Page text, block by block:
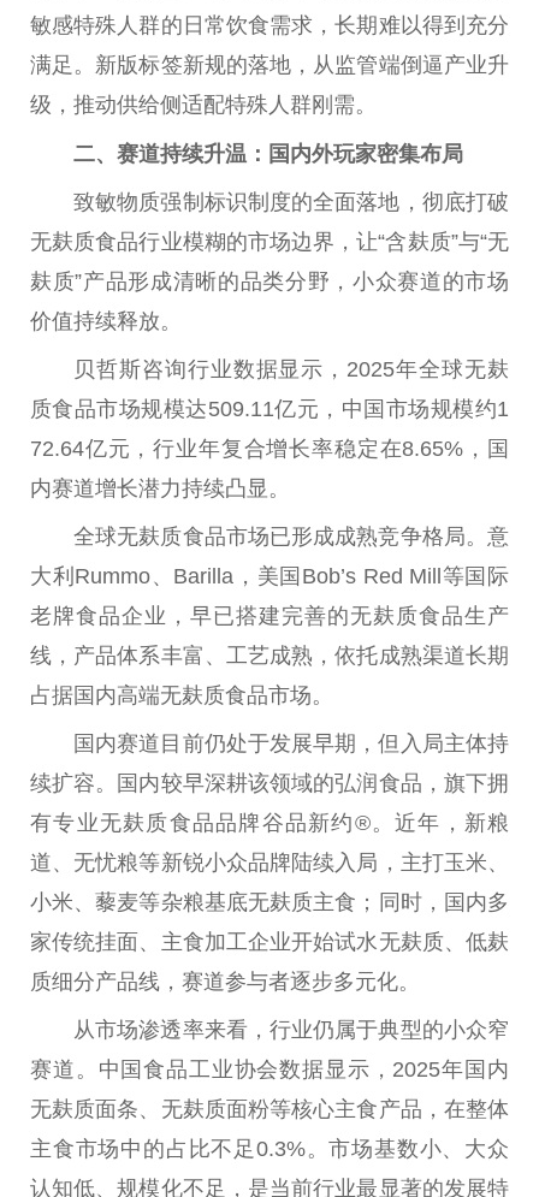
敏感特殊人群的日常饮食需求，长期难以得到充分
满足。新版标签新规的落地，从监管端倒逼产业升
级，推动供给侧适配特殊人群刚需。
二、赛道持续升温：国内外玩家密集布局
致敏物质强制标识制度的全面落地，彻底打破
无麸质食品行业模糊的市场边界，让“含麸质”与“无
麸质”产品形成清晰的品类分野，小众赛道的市场
价值持续释放。
贝哲斯咨询行业数据显示，2025年全球无麸
质食品市场规模达509.11亿元， 中国 市场规模约1
72.64亿元，行业年复合增长率稳定在8.65%，国
内赛道增长潜力持续凸显。
全球无麸质食品市场已形成成熟竞争格局。意
大利Rummo、Barilla，美国Bob’s Red Mill等国际
老牌食品企业，早已搭建完善的无麸质食品生产
线，产品体系丰富、工艺成熟，依托成熟渠道长期
占据国内高端无麸质食品市场。
国内赛道目前仍处于发展早期，但入局主体持
续扩容。国内较早深耕该领域的弘润食品，旗下拥
有专业无麸质食品品牌谷品新约®。 近年，新粮
道、无忧粮等新锐小众品牌陆续入局，主打玉米、
小米、藜麦等杂粮基底无麸质主食；同时，国内多
家传统挂面、主食加工企业开始试水无麸质、低麸
质细分产品线，赛道参与者逐步多元化。
从市场渗透率来看，行业仍属于典型的小众窄
赛道。 中国食品工业协会数据显示，2025年国内
无麸质面条、无麸质面粉等核心主食产品，在整体
主食市场中的占比不足0.3%。市场基数小、大众
认知低、规模化不足，是当前行业最显著的发展特